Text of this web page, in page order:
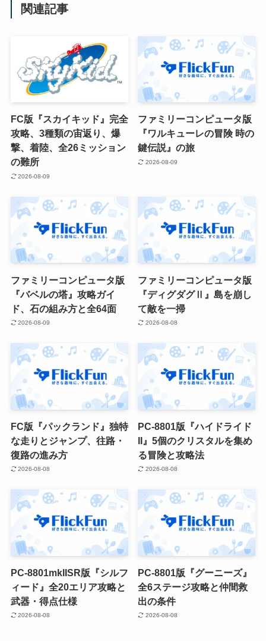
関連記事
FC版『スカイキッド』完全
攻略、3種類の宙返り、爆
撃、着陸、全26ミッション
の難所
2026-08-09
ファミリーコンピュータ版
『ワルキューレの冒険 時の
鍵伝説』の旅
2026-08-09
ファミリーコンピュータ版
『バベルの塔』攻略ガイ
ド、石の組み方と全64面
2026-08-09
ファミリーコンピュータ版
『ディグダグⅡ』島を崩し
て敵を一掃
2026-08-08
FC版『パックランド』独特
な走りとジャンプ、往路・
復路の進み方
2026-08-08
PC-8801版『ハイドライド
II』5個のクリスタルを集め
る冒険と攻略法
2026-08-08
PC-8801mkIISR版『シルフ
ィード』全20エリア攻略と
武器・得点仕様
2026-08-08
PC-8801版『グーニーズ』
全6ステージ攻略と仲間救
出の条件
2026-08-08